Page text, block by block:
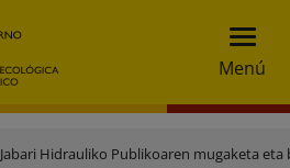
Menú
Jabari Hidrauliko Publikoaren mugaketa eta